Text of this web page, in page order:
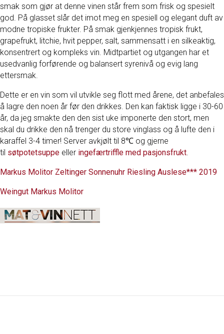
smak som gjør at denne vinen står frem som frisk og spesielt
god. På glasset slår det imot meg en spesiell og elegant duft av
modne tropiske frukter. På smak gjenkjennes tropisk frukt,
grapefrukt, litchie, hvit pepper, salt, sammensatt i en silkeaktig,
konsentrert og kompleks vin. Midtpartiet og utgangen har et
usedvanlig forførende og balansert syrenivå og evig lang
ettersmak.
Dette er en vin som vil utvikle seg flott med årene, det anbefales
å lagre den noen år før den drikkes. Den kan faktisk ligge i 30-60
år, da jeg smakte den den sist uke imponerte den stort, men
skal du drikke den nå trenger du store vinglass og å lufte den i
karaffel 3-4 timer! Server avkjølt til 8℃ og gjerne
til søtpotetsuppe eller ingefærtriffle med pasjonsfrukt.
Markus Molitor Zeltinger Sonnenuhr Riesling Auslese*** 2019
Weingut Markus Molitor